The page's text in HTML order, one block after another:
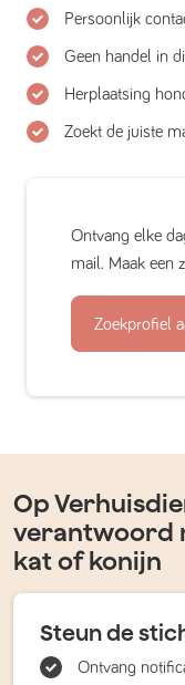
Persoonlijk
Geen handel in
Herplaatsing
Zoekt de juiste
Ontvang elke
mail. Maak een
Zoekprofiel
Op
verantwoord
kat of konijn
Steun de
Ontvang